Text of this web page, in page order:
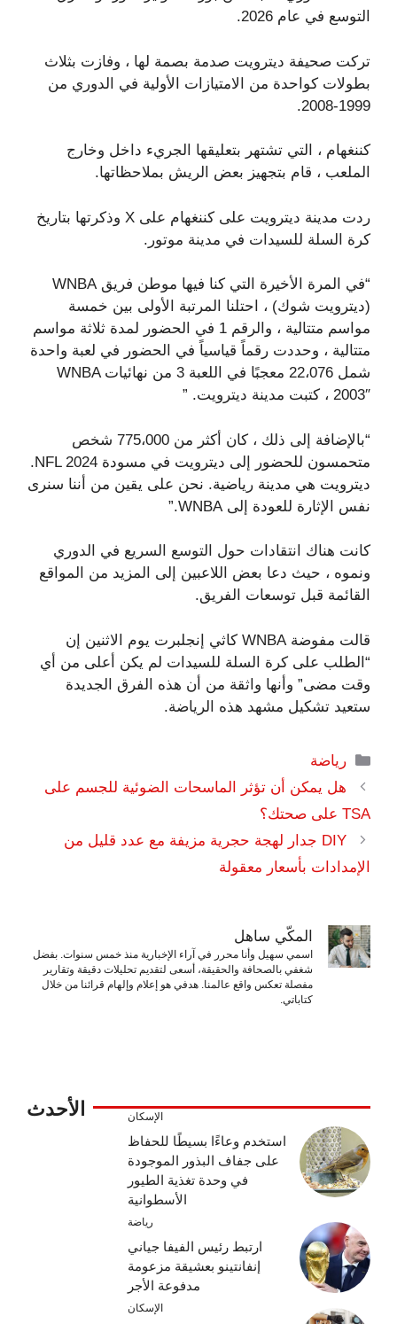
التوسع في عام 2026.
تركت صحيفة ديترويت صدمة بصمة لها ، وفازت بثلاث
بطولات كواحدة من الامتيازات الأولية في الدوري من
1999-2008.
كننغهام ، التي تشتهر بتعليقها الجريء داخل وخارج
الملعب ، قام بتجهيز بعض الريش بملاحظاتها.
ردت مدينة ديترويت على كننغهام على X وذكرتها بتاريخ
كرة السلة للسيدات في مدينة موتور.
“في المرة الأخيرة التي كنا فيها موطن فريق WNBA
(ديترويت شوك) ، احتلنا المرتبة الأولى بين خمسة
مواسم متتالية ، والرقم 1 في الحضور لمدة ثلاثة مواسم
متتالية ، وحددت رقماً قياسياً في الحضور في لعبة واحدة
شمل 22،076 معجبًا في اللعبة 3 من نهائيات WNBA
2003″ ، كتبت مدينة ديترويت. ”
“بالإضافة إلى ذلك ، كان أكثر من 775،000 شخص
متحمسون للحضور إلى ديترويت في مسودة NFL 2024.
ديترويت هي مدينة رياضية. نحن على يقين من أننا سنرى
نفس الإثارة للعودة إلى WNBA.”
كانت هناك انتقادات حول التوسع السريع في الدوري
ونموه ، حيث دعا بعض اللاعبين إلى المزيد من المواقع
القائمة قبل توسعات الفريق.
قالت مفوضة WNBA كاثي إنجلبرت يوم الاثنين إن
“الطلب على كرة السلة للسيدات لم يكن أعلى من أي
وقت مضى” وأنها واثقة من أن هذه الفرق الجديدة
ستعيد تشكيل مشهد هذه الرياضة.
التصنيفات
رياضة
هل يمكن أن تؤثر الماسحات الضوئية للجسم على
TSA على صحتك؟
DIY جدار لهجة حجرية مزيفة مع عدد قليل من
الإمدادات بأسعار معقولة
المكّي ساهل
اسمي سهيل وأنا محرر في آراء الإخبارية منذ خمس سنوات. بفضل
شغفي بالصحافة والحقيقة، أسعى لتقديم تحليلات دقيقة وتقارير
مفصلة تعكس واقع عالمنا. هدفي هو إعلام وإلهام قرائنا من خلال
كتاباتي.
الأحدث الإسكان
استخدم وعاءًا بسيطًا للحفاظ
على جفاف البذور الموجودة
في وحدة تغذية الطيور
الأسطوانية
رياضة
ارتبط رئيس الفيفا جياني
إنفانتينو بعشيقة مزعومة
مدفوعة الأجر
الإسكان